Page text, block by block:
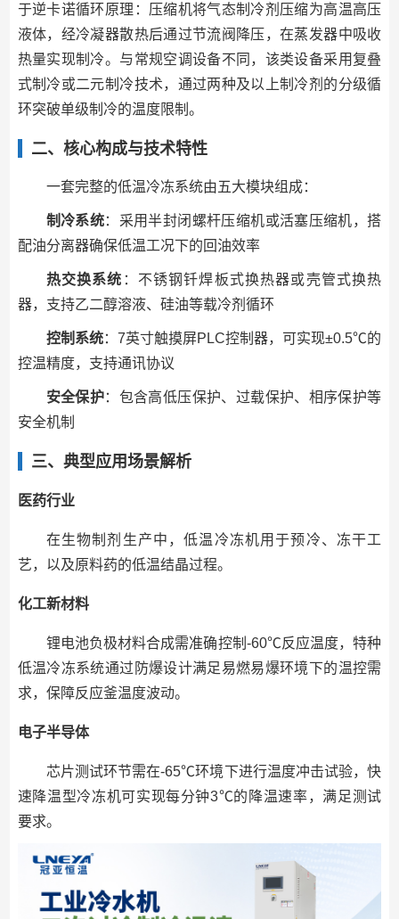
于逆卡诺循环原理：压缩机将气态制冷剂压缩为高温高压
液体，经冷凝器散热后通过节流阀降压，在蒸发器中吸收
热量实现制冷。与常规空调设备不同，该类设备采用复叠
式制冷或二元制冷技术，通过两种及以上制冷剂的分级循
环突破单级制冷的温度限制。
二、核心构成与技术特性
一套完整的低温冷冻系统由五大模块组成：
制冷系统：采用半封闭螺杆压缩机或活塞压缩机，搭
配油分离器确保低温工况下的回油效率
热交换系统 ：不锈钢钎焊板式换热器或壳管式换热
器，支持乙二醇溶液、硅油等载冷剂循环
控制系统：7英寸触摸屏PLC控制器，可实现±0.5℃的
控温精度，支持通讯协议
安全保护：包含高低压保护、过载保护、相序保护等
安全机制
三、典型应用场景解析
医药行业
在生物制剂生产中，低温冷冻机用于预冷、冻干工
艺，以及原料药的低温结晶过程。
化工新材料
锂电池负极材料合成需准确控制-60℃反应温度，特种
低温冷冻系统通过防爆设计满足易燃易爆环境下的温控需
求，保障反应釜温度波动。
电子半导体
芯片测试环节需在-65℃环境下进行温度冲击试验，快
速降温型冷冻机可实现每分钟3℃的降温速率，满足测试
要求。